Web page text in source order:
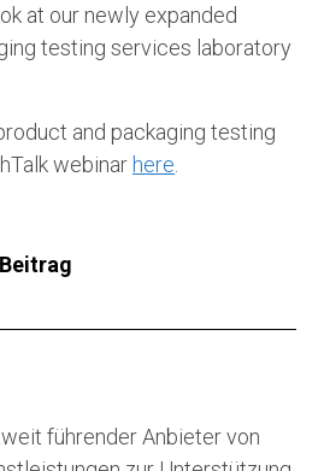
at our newly expanded
testing services laboratory
and packaging testing
webinarhere
führender Anbieter von